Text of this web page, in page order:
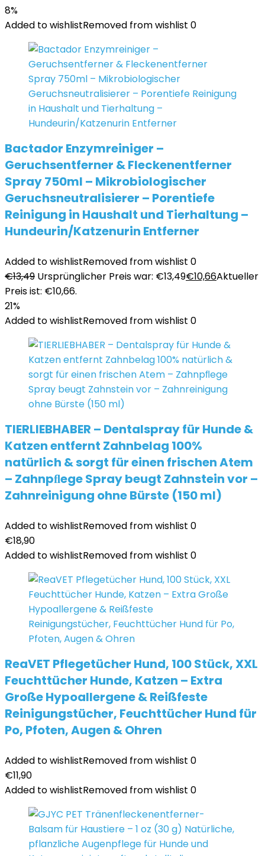
8%
Added to wishlistRemoved from wishlist 0
Bactador Enzymreiniger –
Geruchsentferner & Fleckenentferner
Spray 750ml – Mikrobiologischer
Geruchsneutralisierer – Porentiefe
Reinigung in Haushalt und Tierhaltung –
Hundeurin/Katzenurin Entferner
Added to wishlistRemoved from wishlist 0
€13,49 Ursprünglicher Preis war: €13,49€10,66Aktueller
Preis ist: €10,66.
21%
Added to wishlistRemoved from wishlist 0
TIERLIEBHABER – Dentalspray für Hunde &
Katzen entfernt Zahnbelag 100%
natürlich & sorgt für einen frischen Atem
– Zahnpﬂege Spray beugt Zahnstein vor –
Zahnreinigung ohne Bürste (150 ml)
Added to wishlistRemoved from wishlist 0
€18,90
Added to wishlistRemoved from wishlist 0
ReaVET Pflegetücher Hund, 100 Stück, XXL
Feuchttücher Hunde, Katzen – Extra
Große Hypoallergene & Reißfeste
Reinigungstücher, Feuchttücher Hund für
Po, Pfoten, Augen & Ohren
Added to wishlistRemoved from wishlist 0
€11,90
Added to wishlistRemoved from wishlist 0